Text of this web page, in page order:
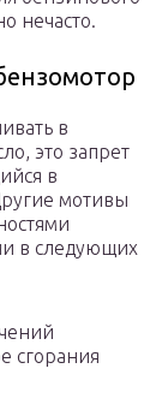
нечасто.
в
это запрет
в
мотивы
в следующих
сгорания